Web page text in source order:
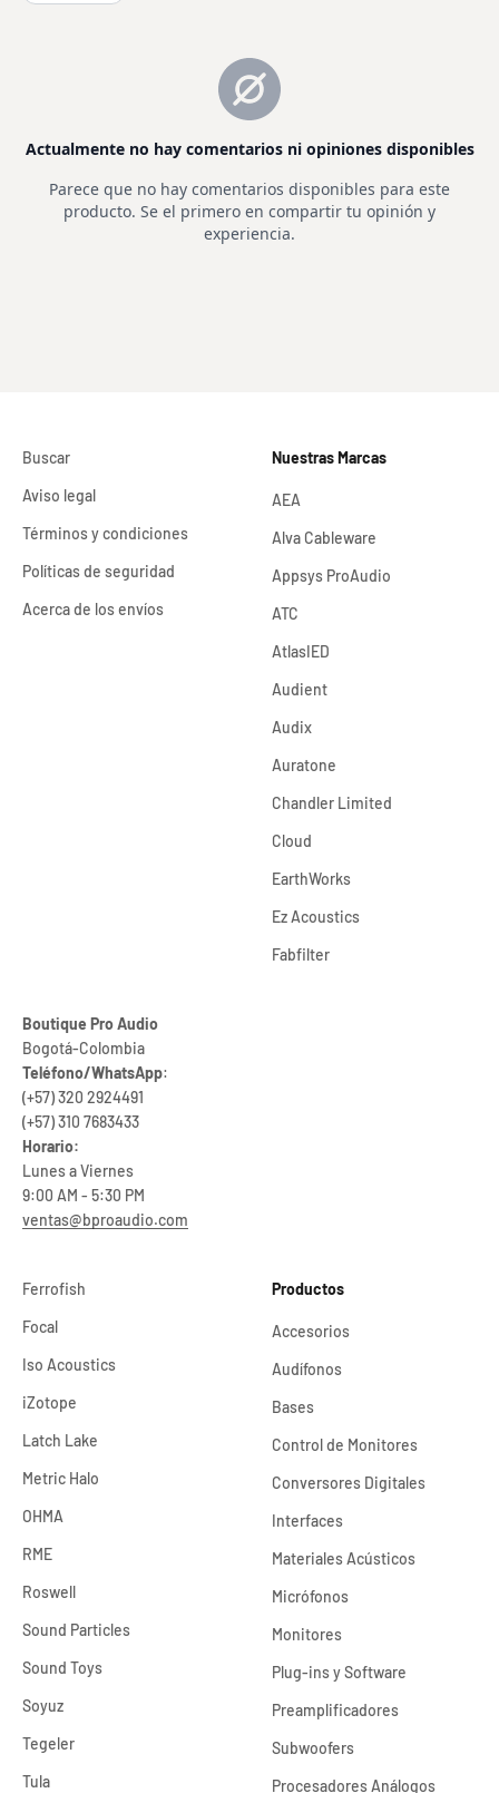
Buscar
Aviso legal
Términos y condiciones
Políticas de seguridad
Acerca de los envíos
Boutique Pro Audio
Bogotá-Colombia
Teléfono/WhatsApp:
(+57) 320 2924491
(+57) 310 7683433
Horario:
Lunes a Viernes
9:00 AM - 5:30 PM
ventas@bproaudio.com
Nuestras Marcas
AEA
Alva Cableware
Appsys ProAudio
ATC
AtlasIED
Audient
Audix
Auratone
Chandler Limited
Cloud
EarthWorks
Ez Acoustics
Fabfilter
Ferrofish
Focal
Iso Acoustics
iZotope
Latch Lake
Metric Halo
OHMA
RME
Roswell
Sound Particles
Sound Toys
Soyuz
Tegeler
Tula
Productos
Accesorios
Audífonos
Bases
Control de Monitores
Conversores Digitales
Interfaces
Materiales Acústicos
Micrófonos
Monitores
Plug-ins y Software
Preamplificadores
Subwoofers
Procesadores Análogos